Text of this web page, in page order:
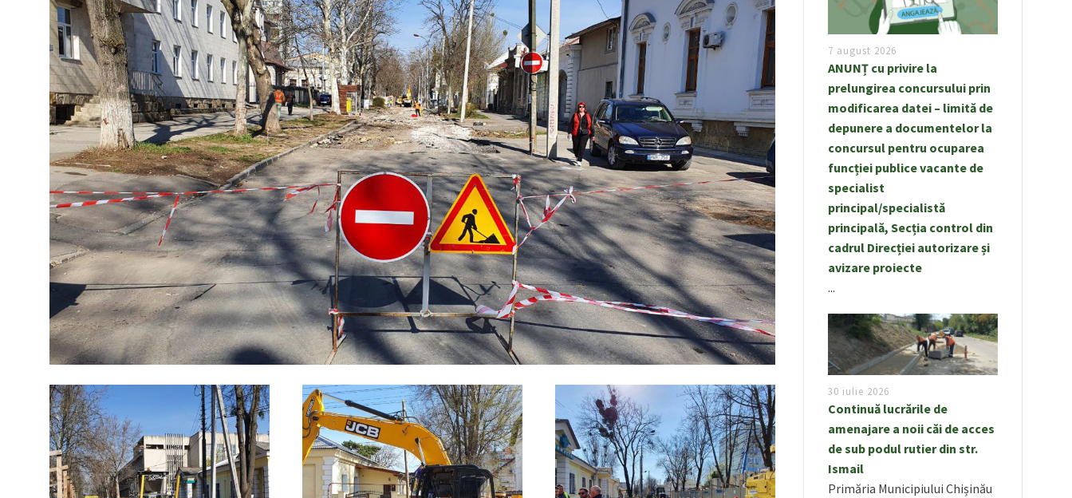
7 august 2026
ANUNȚ cu privire la
prelungirea concursului prin
modificarea datei – limită de
depunere a documentelor la
concursul pentru ocuparea
funcției publice vacante de
specialist
principal/specialistă
principală, Secția control din
cadrul Direcției autorizare și
avizare proiecte
...
30 iulie 2026
Continuă lucrările de
amenajare a noii căi de acces
de sub podul rutier din str.
Ismail
Primăria Municipiului Chișinău